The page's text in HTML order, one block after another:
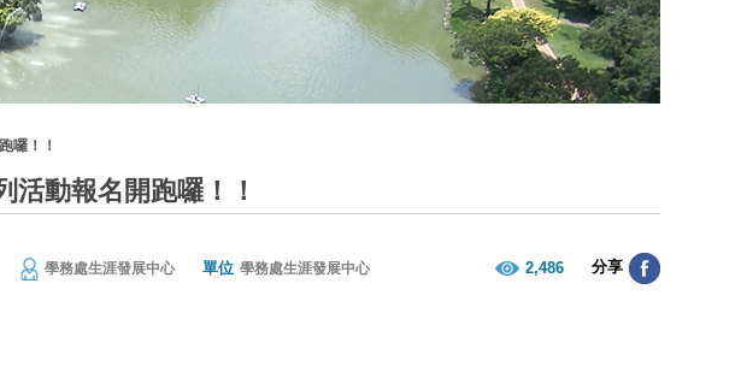
囉！！
活動報名開跑囉！！
學務處生涯發展中心 單位 學務處生涯發展中心 2,486 分享